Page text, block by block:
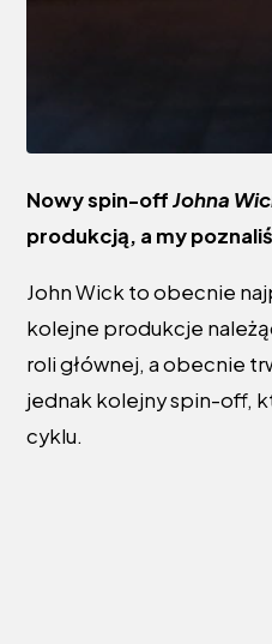
Nowy spin-offJohna
produkcją, a my
John Wick to obecnie
kolejne produkcje
roli głównej, a obecnie
jednak kolejny spin-off,
cyklu.